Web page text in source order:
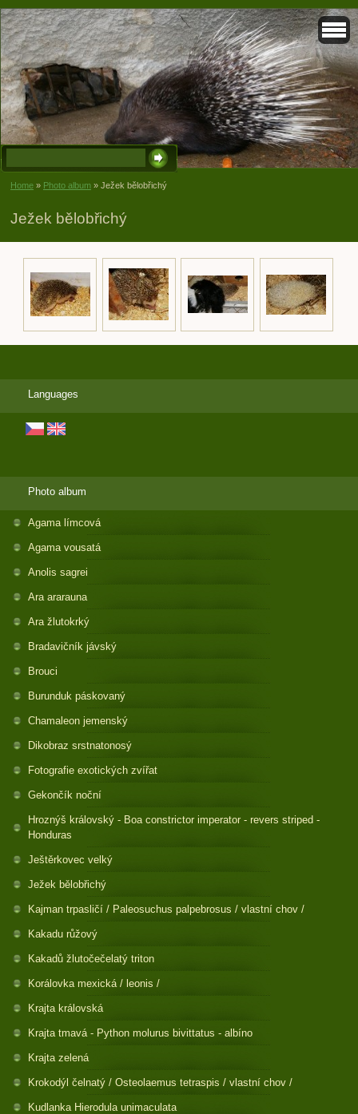
Home » Photo album » Ježek bělobřichý
Ježek bělobřichý
Languages
Photo album
Agama límcová
Agama vousatá
Anolis sagrei
Ara ararauna
Ara žlutokrký
Bradavičník jávský
Brouci
Burunduk páskovaný
Chamaleon jemenský
Dikobraz srstnatonosý
Fotografie exotických zvířat
Gekončík noční
Hroznýš královský - Boa constrictor imperator - revers striped -
Honduras
Ještěrkovec velký
Ježek bělobřichý
Kajman trpasličí / Paleosuchus palpebrosus / vlastní chov /
Kakadu růžový
Kakadů žlutočečelatý triton
Korálovka mexická / leonis /
Krajta královská
Krajta tmavá - Python molurus bivittatus - albíno
Krajta zelená
Krokodýl čelnatý / Osteolaemus tetraspis / vlastní chov /
Kudlanka Hierodula unimaculata